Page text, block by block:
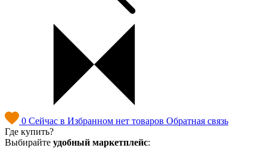
0 Сейчас в Избранном нет товаров Обратная связь
Где купить?
Выбирайте удобный маркетплейс: